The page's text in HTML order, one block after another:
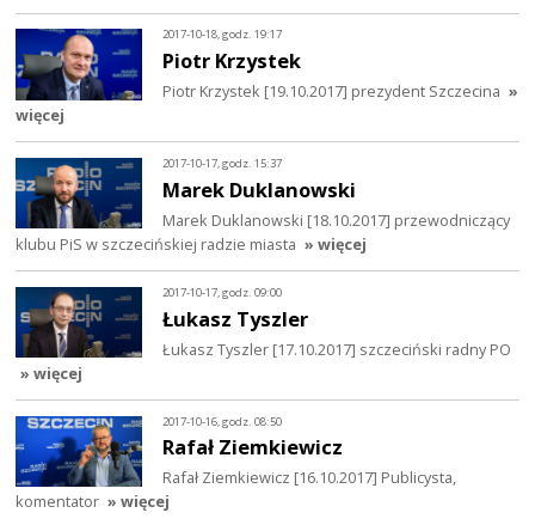
2017-10-18, godz. 19:17
Piotr Krzystek
Piotr Krzystek [19.10.2017] prezydent Szczecina »
więcej
2017-10-17, godz. 15:37
Marek Duklanowski
Marek Duklanowski [18.10.2017] przewodniczący
klubu PiS w szczecińskiej radzie miasta » więcej
2017-10-17, godz. 09:00
Łukasz Tyszler
Łukasz Tyszler [17.10.2017] szczeciński radny PO
» więcej
2017-10-16, godz. 08:50
Rafał Ziemkiewicz
Rafał Ziemkiewicz [16.10.2017] Publicysta,
komentator » więcej